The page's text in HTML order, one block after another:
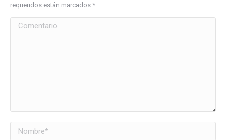
requeridos están marcados *
Comentario
Nombre *